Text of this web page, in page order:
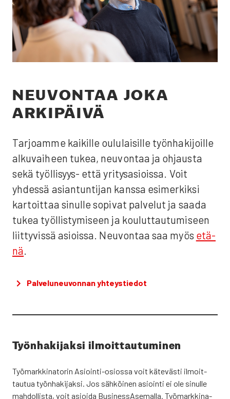
NEU­VON­TAA JOKA
ARKI­PÄI­VÄ
Tar­joam­me kai­kil­le oulu­lai­sil­le työn­ha­ki­joil­le
alku­vai­heen tukea, neu­von­taa ja ohjaus­ta
sekä työl­li­syys- että yri­ty­s­asiois­sa. Voit
yhdes­sä asian­tun­ti­jan kans­sa esi­mer­kik­si
kar­toit­taa sinul­le sopi­vat pal­ve­lut ja saa­da
tukea työl­lis­ty­mi­seen ja kou­lut­tau­tu­mi­seen
liit­ty­vis­sä asiois­sa. Neu­von­taa saa myös etä­
nä.
Pal­ve­lu­neu­von­nan yhteys­tie­dot
Työn­ha­ki­jak­si ilmoit­tau­tu­mi­nen
Työ­mark­ki­na­to­rin Asioin­ti-osios­sa voit käte­väs­ti ilmoit­
tau­tua työn­ha­ki­jak­si. Jos säh­köi­nen asioin­ti ei ole sinul­le
mah­dol­lis­ta, voit asioi­da Business­Asemalla. Työ­mark­ki­na­